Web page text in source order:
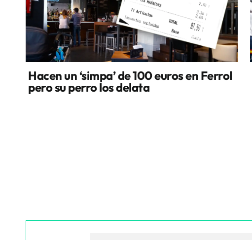
Hacen un ‘simpa’ de 100 euros en Ferrol
pero su perro los delata